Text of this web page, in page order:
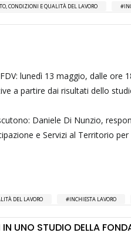
CONDIZIONI E QUALITÀ DEL LAVORO
lunedì 13 maggio, dalle ore
a partire dai risultati dello
Daniele Di Nunzio,
e Servizi al Territorio per
DEL LAVORO INCHIESTA LAVORO
UNO STUDIO DELLA